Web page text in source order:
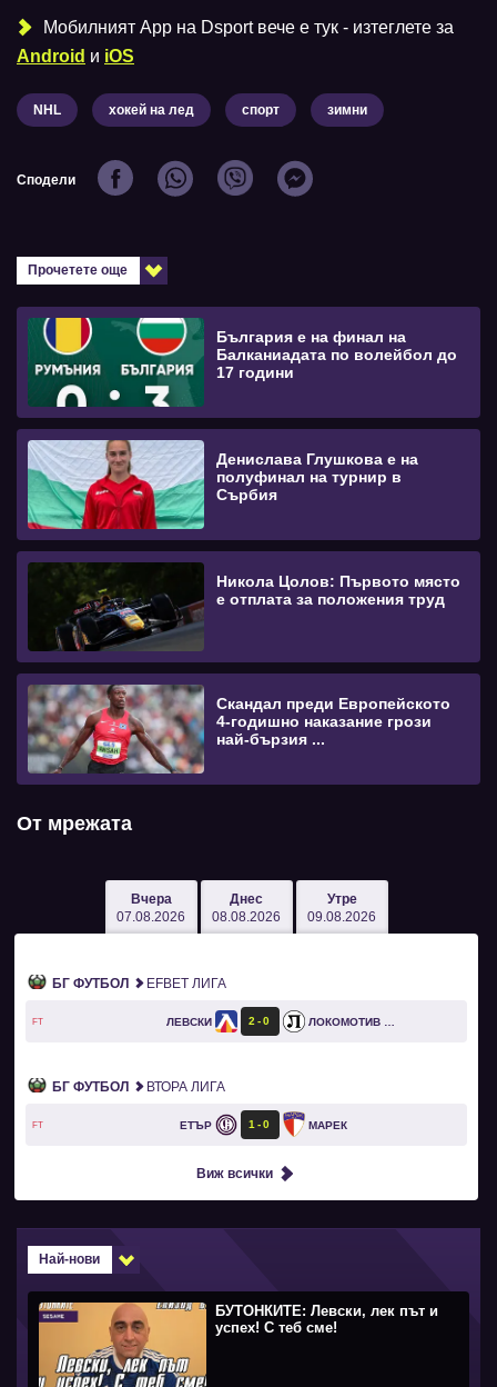
Мобилният Аpp на Dsport вече е тук - изтеглете за
Android и iOS
NHL хокей на лед спорт зимни
Сподели
Прочетете още
България е на финал на
Балканиадата по волейбол до
17 години
Денислава Глушкова е на
полуфинал на турнир в
Сърбия
Никола Цолов: Първото място
е отплата за положения труд
Скандал преди Европейското
4-годишно наказание грози
най-бързия ...
От мрежата
Вчера
07.08.2026
Днес
08.08.2026
Утре
09.08.2026
БГ ФУТБОЛ EFBET ЛИГА
FT ЛЕВСКИ 2 0
БГ ФУТБОЛ ВТОРА ЛИГА
FT ЕТЪР 1 0 МАРЕК
Виж всички
Най-нови
БУТОНКИТЕ: Левски, лек път и
успех! С теб сме!